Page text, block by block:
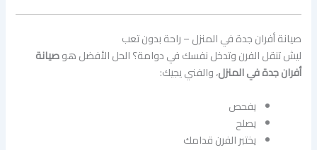
صيانة أفران جدة في المنزل – راحة بدون تعب
ليش تنقل الفرن وتدخل نفسك في دوامة؟ الحل الأفضل هوصيانة
أفران جدة في المنزل، والفني يجيك:
يفحص
يصلح
يختبر الفرن قدامك